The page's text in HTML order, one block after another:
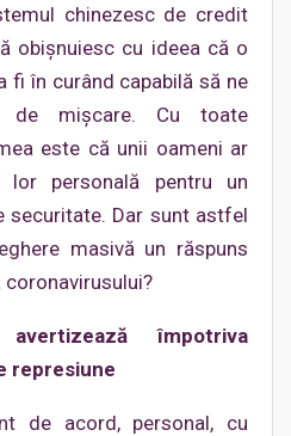
chinezesc de credit
obișnuiesc cu ideea că o
fi în curând capabilă să ne
de mișcare. Cu toate
este că unii oameni ar
lor personală pentru un
securitate. Dar sunt astfel
masivă un răspuns
împotriva
represiune
de acord, personal, cu